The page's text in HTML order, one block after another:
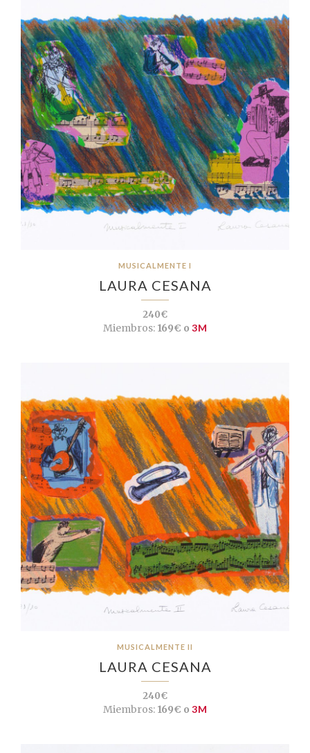
MUSICALMENTE I
LAURA CESANA
240€
Miembros:169€ o 3M
MUSICALMENTE II
LAURA CESANA
240€
Miembros:169€ o 3M